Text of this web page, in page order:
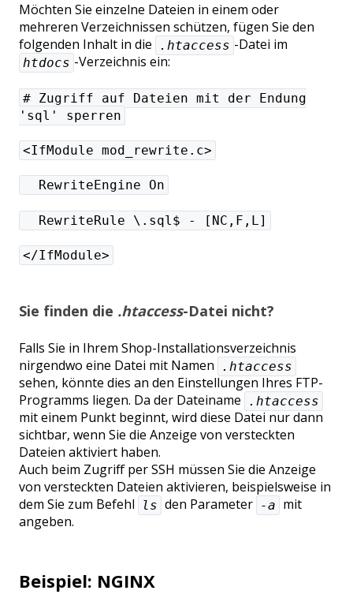
Möchten Sie einzelne Dateien in einem oder
mehreren Verzeichnissen schützen, fügen Sie den
folgenden Inhalt in die
.htaccess -Datei im
htdocs -Verzeichnis ein:
# Zugriff auf Dateien mit der Endung
'sql' sperren
<IfModule mod_rewrite.c>
RewriteEngine On
RewriteRule \.sql$ - [NC,F,L]
</IfModule>
Sie finden die .htaccess-Datei nicht?
Falls Sie in Ihrem Shop-Installationsverzeichnis
nirgendwo eine Datei mit Namen
.htaccess
sehen, könnte dies an den Einstellungen Ihres FTP-
Programms liegen. Da der Dateiname
.htaccess
mit einem Punkt beginnt, wird diese Datei nur dann
sichtbar, wenn Sie die Anzeige von versteckten
Dateien aktiviert haben.
Auch beim Zugriff per SSH müssen Sie die Anzeige
von versteckten Dateien aktivieren, beispielsweise in
dem Sie zum Befehl
ls den Parameter -a mit
angeben.
Beispiel: NGINX